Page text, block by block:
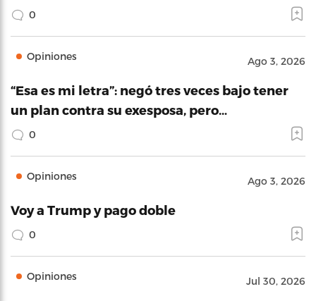
0
Opiniones Ago 3, 2026
“Esa es mi letra”: negó tres veces bajo tener
un plan contra su exesposa, pero…
0
Opiniones Ago 3, 2026
Voy a Trump y pago doble
0
Opiniones Jul 30, 2026